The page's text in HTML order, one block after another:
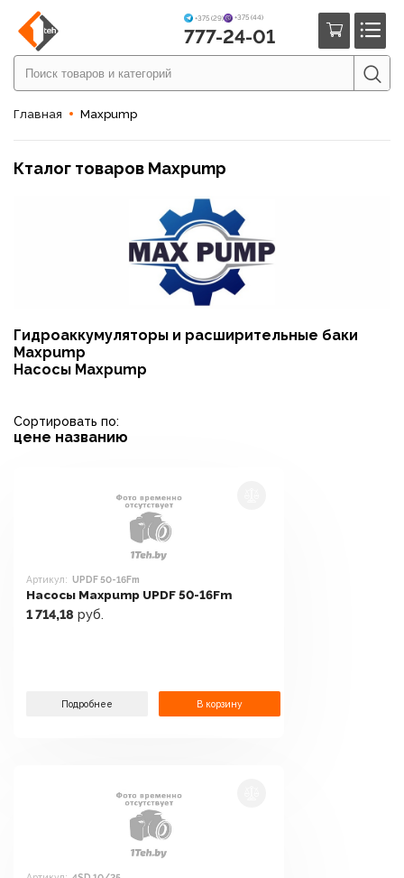
+375 (29) +375 (44)
777-24-01
Главная Maxpump
Кталог товаров Maxpump
Гидроаккумуляторы и расширительные баки
Maxpump
Насосы Maxpump
Сортировать по:
цене названию
Артикул: UPDF 50-16Fm
Насосы Maxpump UPDF 50-16Fm
1 714,18 руб.
Подробнее В корзину